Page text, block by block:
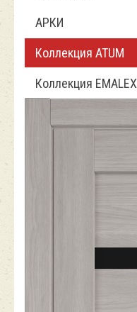
АРКИ
Коллекция ATUM
Коллекция EMALEX